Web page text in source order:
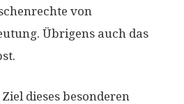
von
Übrigens auch das
dieses besonderen